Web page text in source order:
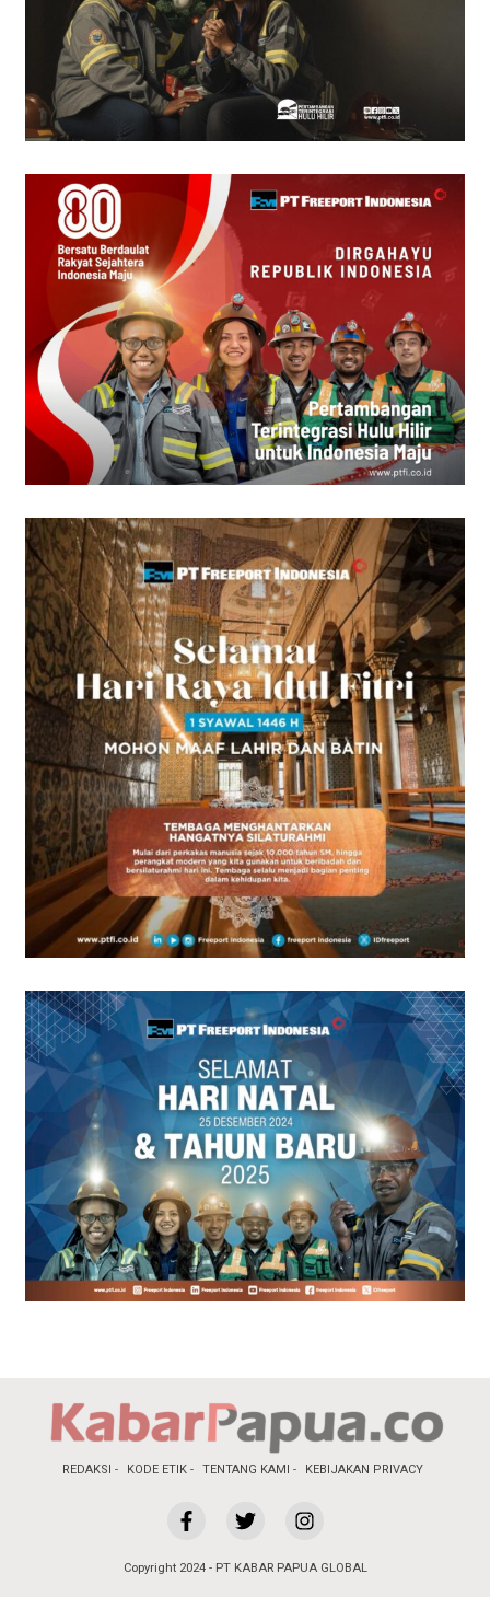
REDAKSI KODE ETIK TENTANG KAMI KEBIJAKAN PRIVACY
Copyright 2024 - PT KABAR PAPUA GLOBAL